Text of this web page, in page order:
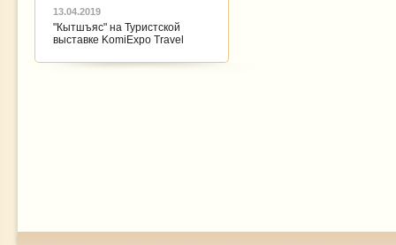
13.04.2019
"Кытшъяс" на Туристской
выставке KomiExpo Travel